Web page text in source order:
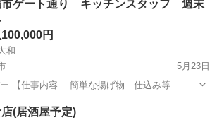
市ゲート通り キッチンスタッフ 週末
100,000円
和
5月23日
未
大丈夫です 勤務時間相談可 【応募条件】 ...
飲食 外国人
(居酒屋予定)